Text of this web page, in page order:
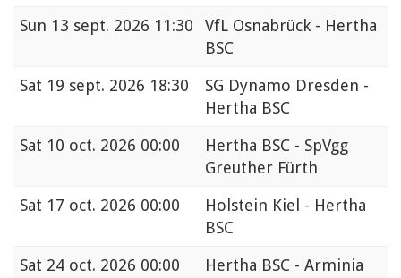
Sun 13 sept. 2026 11:30
VfL Osnabrück - Hertha
BSC
Sat 19 sept. 2026 18:30
SG Dynamo Dresden -
Hertha BSC
Sat 10 oct. 2026 00:00
Hertha BSC - SpVgg
Greuther Fürth
Sat 17 oct. 2026 00:00
Holstein Kiel - Hertha
BSC
Sat 24 oct. 2026 00:00 Hertha BSC - Arminia